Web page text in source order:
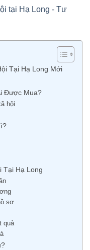
Tại Hạ Long Mới
Được Mua?
hội
Tại Hạ Long
sơ
quả